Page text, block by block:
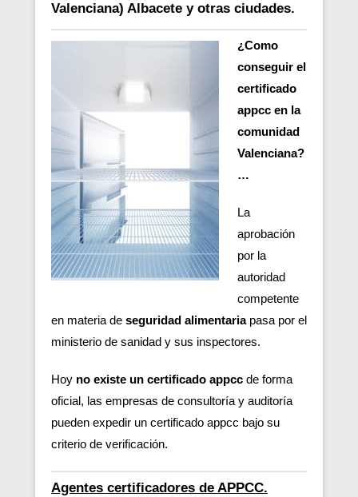
Valenciana) Albacete y otras ciudades.
¿Como
conseguir el
certificado
appcc en la
comunidad
Valenciana?
…
La
aprobación
por la
autoridad
competente
en materia de seguridad alimentaria pasa por el
ministerio de sanidad y sus inspectores.
Hoy no existe un certificado appcc de forma
oficial, las empresas de consultoría y auditoría
pueden expedir un certificado appcc bajo su
criterio de verificación.
Agentes certificadores de APPCC.